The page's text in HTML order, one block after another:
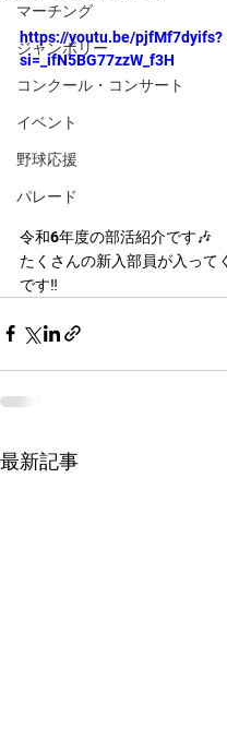
マーチング
ジャンボリー
コンクール・コンサート
イベント
野球応援
パレード
https://youtu.be/pjfMf7dyifs?
si=_ifN5BG77zzW_f3H
令和6年度の部活紹介です🎶
たくさんの新入部員が入って
です‼️
最新記事